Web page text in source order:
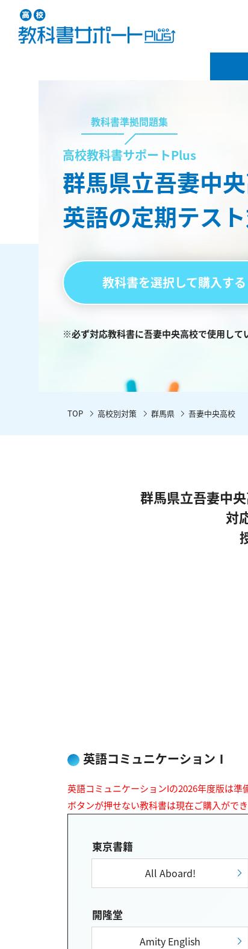
教科書準拠問題集
高校教科書サポートPlus
群馬県立吾妻中
英語の定期テス
教科書を選択して購入する
※必ず対応教科書に吾妻中央高校で使用して
TOP 高校別対策 群馬県 吾妻中央高校
群馬県立吾妻中
対
英語コミュニケーションⅠ
英語コミュニケーションIの2026年度版は準
ボタンが押せない教科書は現在ご購入がで
東京書籍
All Aboard!
開隆堂
Amity English